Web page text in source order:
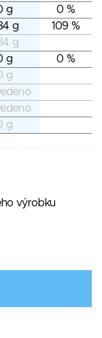
g
0 %
g
109 %
g
g
0 %
g
g
výrobku